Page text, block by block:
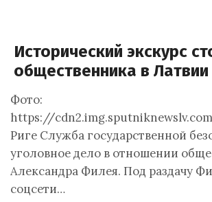
Исторический экскурс
общественника в
Фото:
https://
Риге Служба государственной
уголовное дело в отношении
Александра Филея. Под раздачу
соцсети…